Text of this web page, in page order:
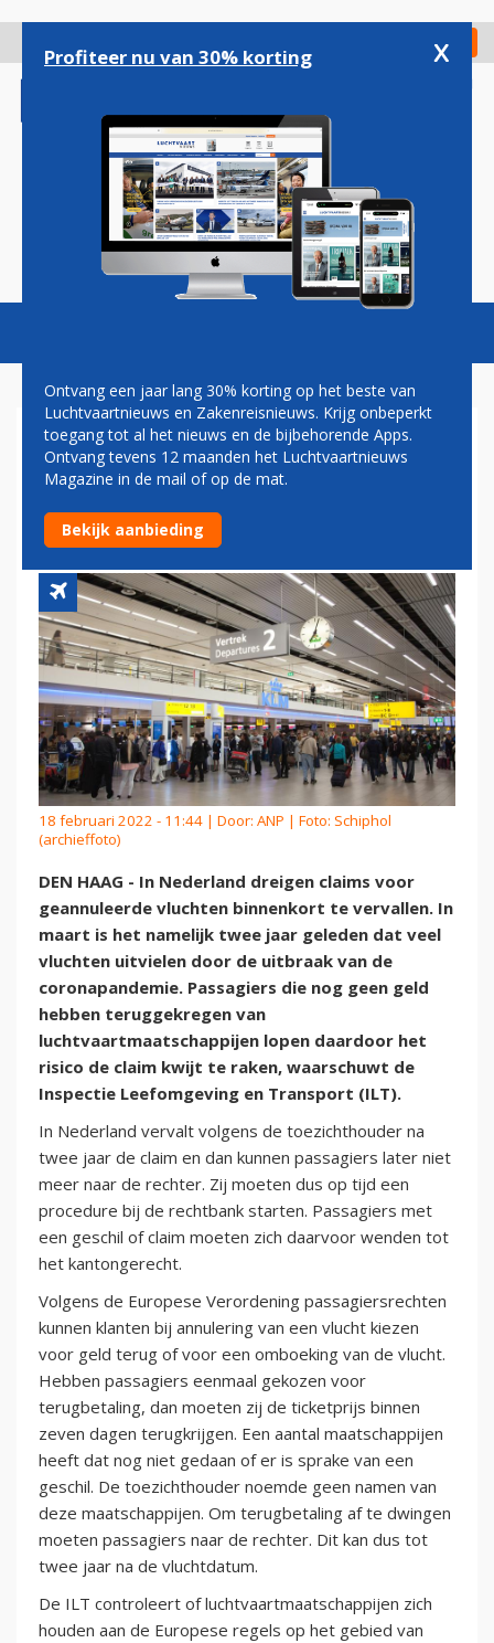
gaan
Check in
Magazine Podcasts Vacatures
ILT WAARSCHUWT VOOR
VERVALLEN CLAIMS
GEANNULEERDE VLUCHTEN
18 februari 2022 - 11:44 | Door: ANP | Foto: Schiphol
(archieffoto)
DEN HAAG - In Nederland dreigen claims voor
geannuleerde vluchten binnenkort te vervallen. In
maart is het namelijk twee jaar geleden dat veel
vluchten uitvielen door de uitbraak van de
coronapandemie. Passagiers die nog geen geld
hebben teruggekregen van
luchtvaartmaatschappijen lopen daardoor het
risico de claim kwijt te raken, waarschuwt de
Inspectie Leefomgeving en Transport (ILT).
In Nederland vervalt volgens de toezichthouder na
twee jaar de claim en dan kunnen passagiers later niet
meer naar de rechter. Zij moeten dus op tijd een
procedure bij de rechtbank starten. Passagiers met
een geschil of claim moeten zich daarvoor wenden tot
het kantongerecht.
Volgens de Europese Verordening passagiersrechten
kunnen klanten bij annulering van een vlucht kiezen
voor geld terug of voor een omboeking van de vlucht.
Hebben passagiers eenmaal gekozen voor
terugbetaling, dan moeten zij de ticketprijs binnen
zeven dagen terugkrijgen. Een aantal maatschappijen
heeft dat nog niet gedaan of er is sprake van een
geschil. De toezichthouder noemde geen namen van
deze maatschappijen. Om terugbetaling af te dwingen
moeten passagiers naar de rechter. Dit kan dus tot
twee jaar na de vluchtdatum.
De ILT controleert of luchtvaartmaatschappijen zich
houden aan de Europese regels op het gebied van
Profiteer nu van 30% korting x
Ontvang een jaar lang 30% korting op het beste van
Luchtvaartnieuws en Zakenreisnieuws. Krijg onbeperkt
toegang tot al het nieuws en de bijbehorende Apps.
Ontvang tevens 12 maanden het Luchtvaartnieuws
Magazine in de mail of op de mat.
Bekijk aanbieding